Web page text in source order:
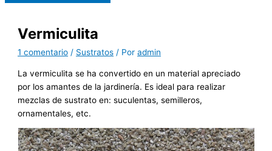
Vermiculita
1 comentario / Sustratos / Poradmin
La vermiculita se ha convertido en un material apreciado
por los amantes de la jardinería. Es ideal para realizar
mezclas de sustrato en: suculentas, semilleros,
ornamentales, etc.